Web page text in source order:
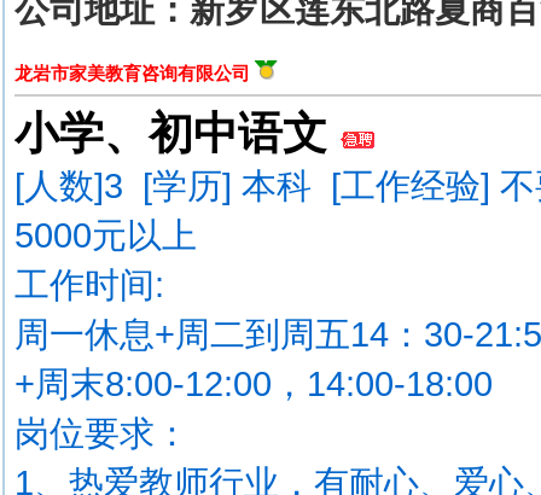
公司地址：新罗区莲东北路夏商
龙岩市家美教育咨询有限公司
小学、初中语文
[人数]3 [学历] 本科 [工作经验]
5000元以上
工作时间:
周一休息+周二到周五14：30-
+周末8:00-12:00，14:00-18:00
岗位要求：
1、热爱教师行业，有耐心、爱